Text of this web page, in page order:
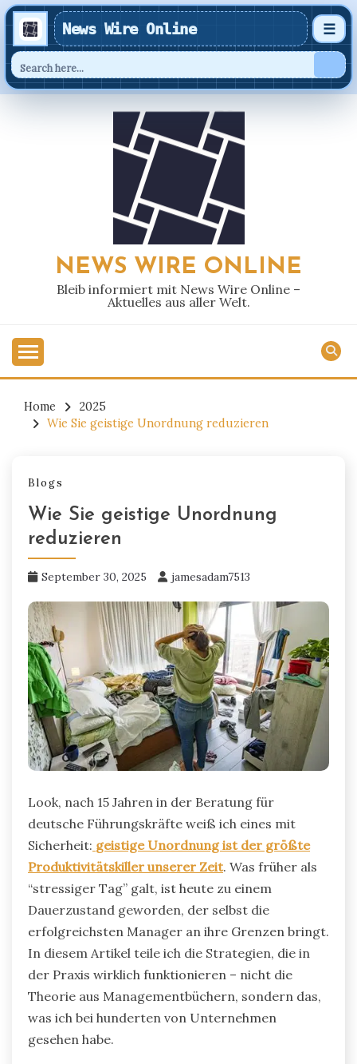
News Wire Online ☰
NEWS WIRE ONLINE
Bleib informiert mit News Wire Online –
Aktuelles aus aller Welt.
Home
2025
Wie Sie geistige Unordnung reduzieren
Blogs
Wie Sie geistige Unordnung
reduzieren
September 30, 2025 jamesadam7513
Look, nach 15 Jahren in der Beratung für
deutsche Führungskräfte weiß ich eines mit
Sicherheit: geistige Unordnung ist der größte
Produktivitätskiller unserer Zeit. Was früher als
“stressiger Tag” galt, ist heute zu einem
Dauerzustand geworden, der selbst die
erfolgreichsten Manager an ihre Grenzen bringt.
In diesem Artikel teile ich die Strategien, die in
der Praxis wirklich funktionieren – nicht die
Theorie aus Managementbüchern, sondern das,
was ich bei hunderten von Unternehmen
gesehen habe.